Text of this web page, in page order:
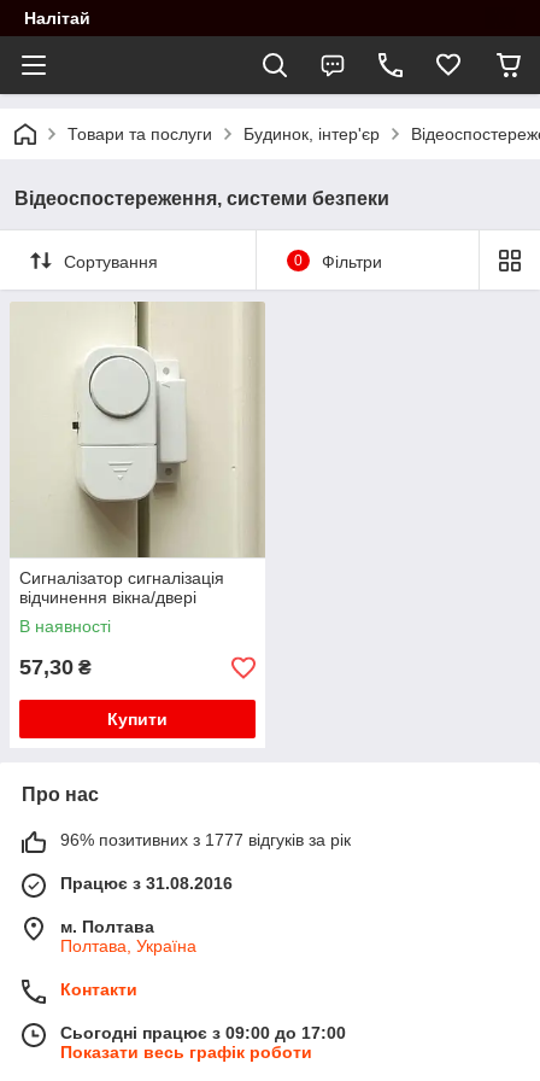
Налітай
Товари та послуги Будинок, інтер'єр
Відеоспостереження, системи безпеки
Сортування 0 Фільтри
Сигналізатор сигналізація
відчинення вікна/двері
В наявності
57,30 ₴
Купити
Про нас
96% позитивних з 1777 відгуків за рік
Працює з 31.08.2016
м. Полтава
Полтава, Україна
Контакти
Сьогодні працює з 09:00 до 17:00
Показати весь графік роботи